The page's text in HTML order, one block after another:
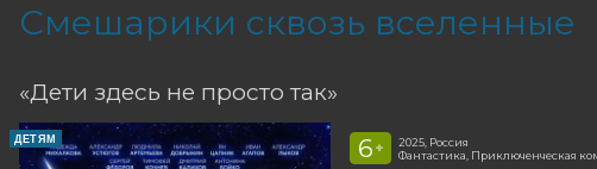
Смешарики сквозь вселенные
«Дети здесь не просто так»
ДЕТЯМ 6 +
2025, Россия
Фантастика, Приключенческая